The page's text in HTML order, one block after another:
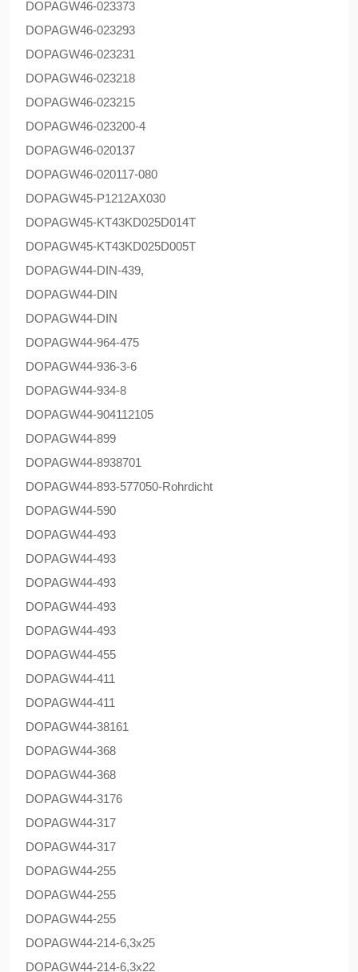
DOPAGW46-023373
DOPAGW46-023293
DOPAGW46-023231
DOPAGW46-023218
DOPAGW46-023215
DOPAGW46-023200-4
DOPAGW46-020137
DOPAGW46-020117-080
DOPAGW45-P1212AX030
DOPAGW45-KT43KD025D014T
DOPAGW45-KT43KD025D005T
DOPAGW44-DIN-439,
DOPAGW44-DIN
DOPAGW44-DIN
DOPAGW44-964-475
DOPAGW44-936-3-6
DOPAGW44-934-8
DOPAGW44-904112105
DOPAGW44-899
DOPAGW44-8938701
DOPAGW44-893-577050-Rohrdicht
DOPAGW44-590
DOPAGW44-493
DOPAGW44-493
DOPAGW44-493
DOPAGW44-493
DOPAGW44-493
DOPAGW44-455
DOPAGW44-411
DOPAGW44-411
DOPAGW44-38161
DOPAGW44-368
DOPAGW44-368
DOPAGW44-3176
DOPAGW44-317
DOPAGW44-317
DOPAGW44-255
DOPAGW44-255
DOPAGW44-255
DOPAGW44-214-6,3x25
DOPAGW44-214-6,3x22